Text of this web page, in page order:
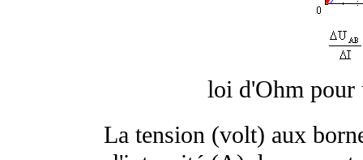
loi d'Ohm pour
La tension (volt) aux